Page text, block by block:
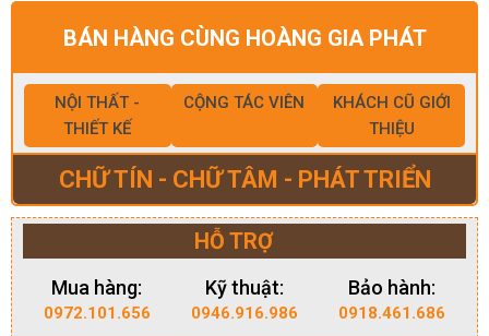
BÁN HÀNG CÙNG HOÀNG GIA PHÁT
NỘI THẤT -
THIẾT KẾ
CỘNG TÁC VIÊN
KHÁCH CŨ GIỚI
THIỆU
CHỮ TÍN - CHỮ TÂM - PHÁT TRIỂN
HỖ TRỢ
Mua hàng:
0972.101.656
Kỹ thuật:
0946.916.986
Bảo hành:
0918.461.686